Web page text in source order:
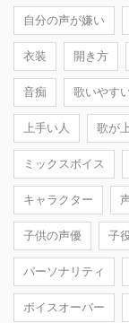
自分の声が嫌い
衣装 開き方
音痴 歌いやす
上手い人 歌が
ミックスボイス
キャラクター
子供の声優 子
パーソナリティ
ボイスオーバー